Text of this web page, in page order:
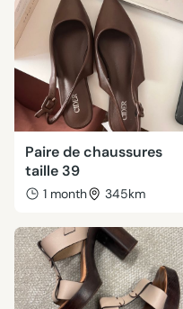
Paire de chaussures
taille 39
1 month 345km